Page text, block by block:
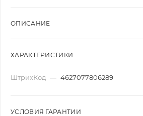
ОПИСАНИЕ
ХАРАКТЕРИСТИКИ
ШтрихКод — 4627077806289
УСЛОВИЯ ГАРАНТИИ